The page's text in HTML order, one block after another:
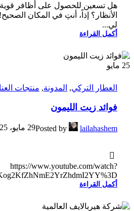
هل تسعين للحصول على أظافر
الأنظار؟ إذاً، أنتِ في المكان الصحيح!
لي...
أكمل القراءة
25 مايو
العطار التركي, المدونة, منتجات
فوائد زيت الليمون
Posted by lailahashem 29 مايو، 2025
https://www.youtube.com/watch?
أكمل القراءة